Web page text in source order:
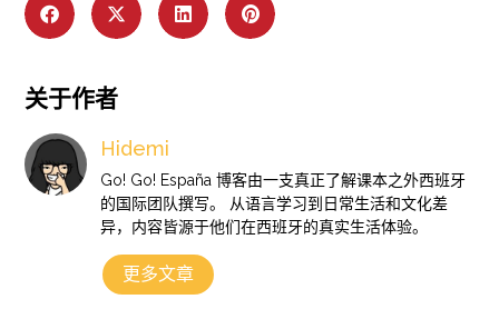
关于作者
Hidemi
Go! Go! España 博客由一支真正了解课本之外西班牙
的国际团队撰写。 从语言学习到日常生活和文化差
异，内容皆源于他们在西班牙的真实生活体验。
更多文章